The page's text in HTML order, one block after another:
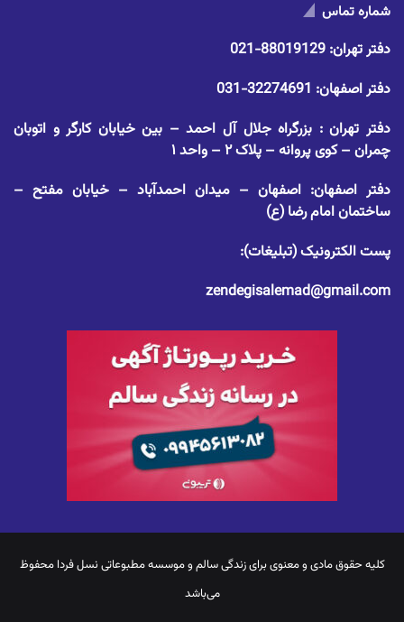
شماره تماس
دفتر تهران: 88019129-021
دفتر اصفهان: 32274691-031
دفتر تهران : بزرگراه جلال آل احمد – بین خیابان کارگر و اتوبان
چمران – کوی پروانه – پلاک ۲ – واحد ۱
دفتر اصفهان: اصفهان – میدان احمدآباد – خیابان مفتح –
ساختمان امام رضا (ع)
پست الکترونیک (تبلیغات):
zendegisalemad@gmail.com
کلیه حقوق مادی و معنوی برایزندگی سالم و موسسه مطبوعاتی نسل فردا محفوظ
می‌باشد